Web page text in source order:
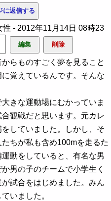
性 - 2012年11月14日 08時23
らものすごく夢を見ること
覚えているんです。そんな
きな運動場にむかっていま
観戦だと思います。元カレ
していました。しかし、そ
ちが私も含め100mを走るた
動をしていると、有名な男
男の子のチームで小学生く
試合をはじめました。みん
いました。